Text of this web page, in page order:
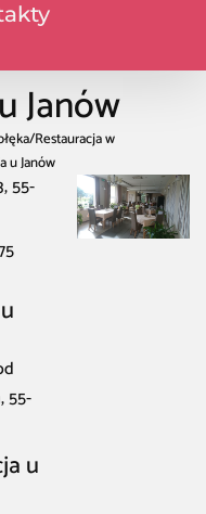
Janów
/Restauracja w
u Janów
55-
55-
u